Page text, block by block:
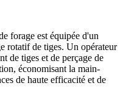
forage est équipée d'un
rotatif de tiges. Un opérateur
de tiges et de perçage de
économisant la main-
de haute efficacité et de